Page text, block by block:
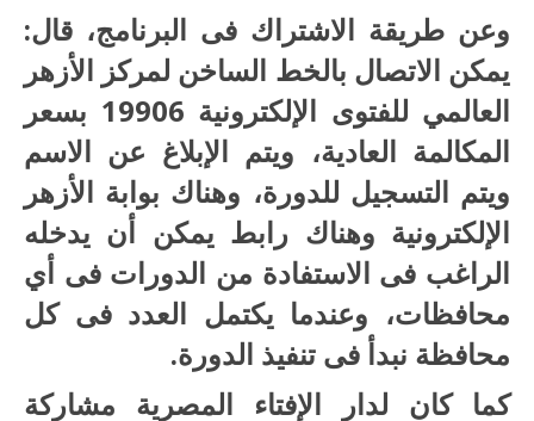
وعن طريقة الاشتراك فى البرنامج، قال:
يمكن الاتصال بالخط الساخن لمركز الأزهر
العالمي للفتوى الإلكترونية 19906 بسعر
المكالمة العادية، ويتم الإبلاغ عن الاسم
ويتم التسجيل للدورة، وهناك بوابة الأزهر
الإلكترونية وهناك رابط يمكن أن يدخله
الراغب فى الاستفادة من الدورات فى أي
محافظات، وعندما يكتمل العدد فى كل
محافظة نبدأ فى تنفيذ الدورة.
كما كان لدار الإفتاء المصرية مشاركة